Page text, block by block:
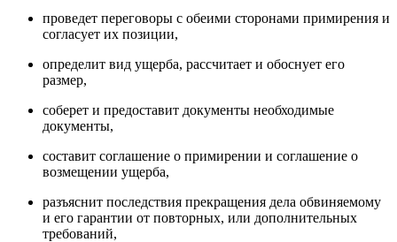
проведет переговоры с обеими сторонами примирения и
согласует их позиции,
определит вид ущерба, рассчитает и обоснует его
размер,
соберет и предоставит документы необходимые
документы,
составит соглашение о примирении и соглашение о
возмещении ущерба,
разъяснит последствия прекращения дела обвиняемому
и его гарантии от повторных, или дополнительных
требований,